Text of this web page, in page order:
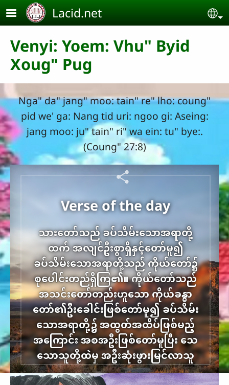
Skip to main content
Lacid.net
Venyi: Yoem: Vhu" Byid
Xoug" Pug
Nga" da" jang" moo: tain" re" lho: coung"
pid we' ga: Nang tid uri: ngoo gi: Aseing:
jang moo: ju" tain" ri" wa ein: tu" bye:.
(Coung" 27:8)
Verse of the day
သား​တော်​သည် ခပ်သိမ်း​သော​အရာ​တို့​
ထက် အလျင်​ဦးစွာ​ရှိ​နှင့်​တော်မူ​၍
ခပ်သိမ်း​သော​အရာ​တို့​သည် ကိုယ်တော်​၌​
စုပေါင်း​တည်ရှိ​ကြ​၏။ ကိုယ်တော်​သည်
အသင်းတော်​တည်းဟူသော ကိုယ်ခန္ဓာ​
တော်​၏​ဦးခေါင်း​ဖြစ်​တော်မူ​၍ ခပ်သိမ်း​
သော​အရာ​တို့​၌ အထွတ်အထိပ်​ဖြစ်​မည့်​
အကြောင်း အစအဦး​ဖြစ်​တော်မူ​ပြီး သေ​
သော​သူ​တို့​ထဲမှ အဦးဆုံး​ဖွားမြင်​လာ​သူ​
ဖြစ်​တော်မူ​၏။